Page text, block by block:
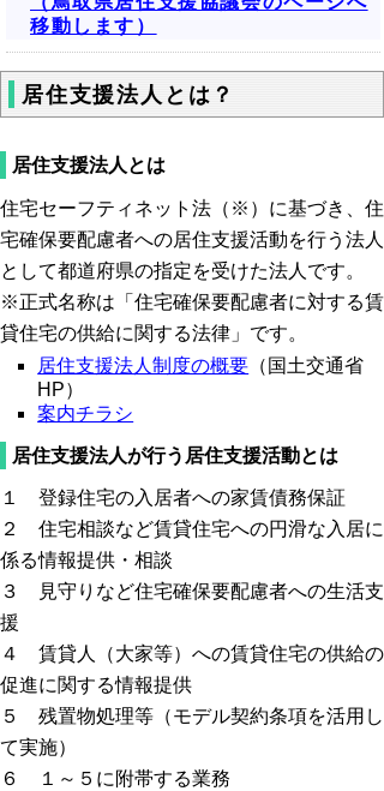
移動します）
居住支援法人とは？
居住支援法人とは
住宅セーフティネット法（※）に基づき、住
宅確保要配慮者への居住支援活動を行う法人
として都道府県の指定を受けた法人です。
※正式名称は「住宅確保要配慮者に対する賃
貸住宅の供給に関する法律」です。
居住支援法人制度の概要 （国土交通省
HP）
案内チラシ
居住支援法人が行う居住支援活動とは
１ 登録住宅の入居者への家賃債務保証
２ 住宅相談など賃貸住宅への円滑な入居に
係る情報提供・相談
３ 見守りなど住宅確保要配慮者への生活支
援
４ 賃貸人（大家等）への賃貸住宅の供給の
促進に関する情報提供
５ 残置物処理等（モデル契約条項を活用し
て実施）
６ １～５に附帯する業務